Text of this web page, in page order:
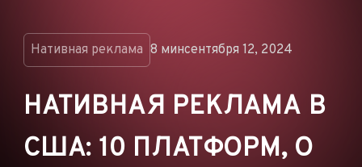
КОММЕРЦИЯ
Нативная реклама 8 минсентября 12, 2024
НАТИВНАЯ РЕКЛАМА В
США: 10 ПЛАТФОРМ, О